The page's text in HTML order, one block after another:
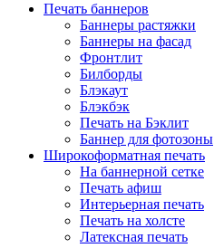
Печать баннеров
Баннеры растяжки
Баннеры на фасад
Фронтлит
Билборды
Блэкаут
Блэкбэк
Печать на Бэклит
Баннер для фотозоны
Широкоформатная печать
На баннерной сетке
Печать афиш
Интерьерная печать
Печать на холсте
Латексная печать